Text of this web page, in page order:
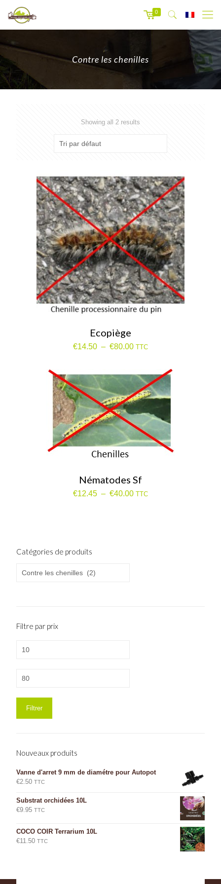
0
Contre les chenilles
Showing all 2 results
Ecopiège
€14.50 – €80.00Plage
€14.50
€80.00
TTC
Nématodes Sf
€12.45 – €40.00Plage
TTC
Catégories de produits
Filtre par prix
min
max
Filtrer
Nouveaux produits
Vanne d'arret 9 mm de diamétre pour Autopot
€2.50 TTC
Substrat orchidées 10L
€9.95 TTC
COCO COIR Terrarium 10L
€11.50 TTC